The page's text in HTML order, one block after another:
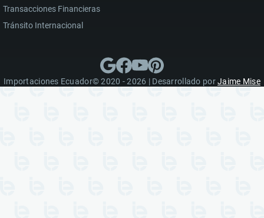
Transacciones Financieras
Tránsito Internacional
Importaciones Ecuador© 2020 - 2026 | Desarrollado porJaime Mise